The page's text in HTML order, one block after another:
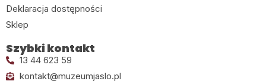
Deklaracja dostępności
Sklep
Szybki kontakt
13 44 623 59
kontakt@muzeumjaslo.pl